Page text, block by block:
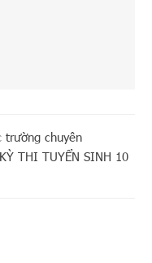
trường chuyên
THI TUYỂN SINH 10